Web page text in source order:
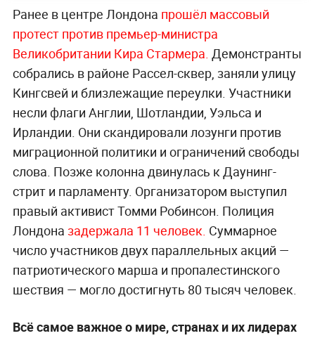
Ранее в центре Лондона прошёл массовый
протест против премьер-министра
Великобритании Кира Стармера. Демонстранты
собрались в районе Рассел-сквер, заняли улицу
Кингсвей и близлежащие переулки. Участники
несли флаги Англии, Шотландии, Уэльса и
Ирландии. Они скандировали лозунги против
миграционной политики и ограничений свободы
слова. Позже колонна двинулась к Даунинг-
стрит и парламенту. Организатором выступил
правый активист Томми Робинсон. Полиция
Лондона задержала 11 человек. Суммарное
число участников двух параллельных акций —
патриотического марша и пропалестинского
шествия — могло достигнуть 80 тысяч человек.
Всё самое важное о мире, странах и их лидерах